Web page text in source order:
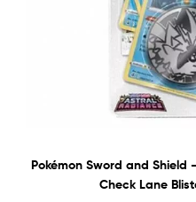
Pokémon Sword and Shield
Check Lane